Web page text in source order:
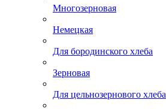
Многозерновая
Немецкая
Для бородинского хлеба
Зерновая
Для цельнозернового хлеба